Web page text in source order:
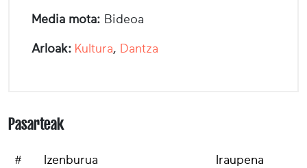
Media mota: Bideoa
Arloak: Kultura, Dantza
Pasarteak
# Izenburua Iraupena